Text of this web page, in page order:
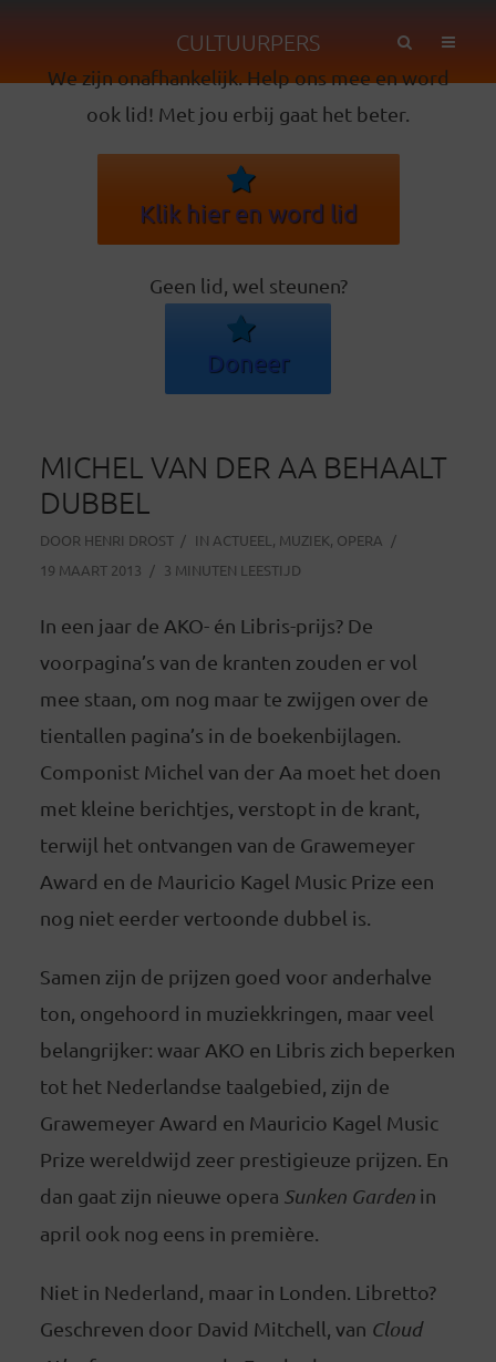
CULTUURPERS
We zijn onafhankelijk. Help ons mee en word
ook lid! Met jou erbij gaat het beter.
Klik hier en word lid
Geen lid, wel steunen?
Doneer
MICHEL VAN DER AA BEHAALT
DUBBEL
DOOR HENRI DROST IN ACTUEEL , MUZIEK, OPERA
19 MAART 2013
3 MINUTEN LEESTIJD
In een jaar de AKO- én Libris-prijs? De
voorpagina’s van de kranten zouden er vol
mee staan, om nog maar te zwijgen over de
tientallen pagina’s in de boekenbijlagen.
Componist Michel van der Aa moet het doen
met kleine berichtjes, verstopt in de krant,
terwijl het ontvangen van de Grawemeyer
Award en de Mauricio Kagel Music Prize een
nog niet eerder vertoonde dubbel is.
Samen zijn de prijzen goed voor anderhalve
ton, ongehoord in muziekkringen, maar veel
belangrijker: waar AKO en Libris zich beperken
tot het Nederlandse taalgebied, zijn de
Grawemeyer Award en Mauricio Kagel Music
Prize wereldwijd zeer prestigieuze prijzen. En
dan gaat zijn nieuwe opera Sunken Garden in
april ook nog eens in première.
Niet in Nederland, maar in Londen. Libretto?
Geschreven door David Mitchell, van Cloud